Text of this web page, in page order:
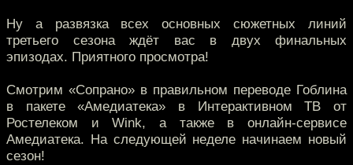
Ну а развязка всех основных сюжетных линий
третьего сезона ждёт вас в двух финальных
эпизодах. Приятного просмотра!
Смотрим «Сопрано» в правильном переводе Гоблина
в пакете «Амедиатека» в Интерактивном ТВ от
Ростелеком и Wink, а также в онлайн-сервисе
Амедиатека. На следующей неделе начинаем новый
сезон!